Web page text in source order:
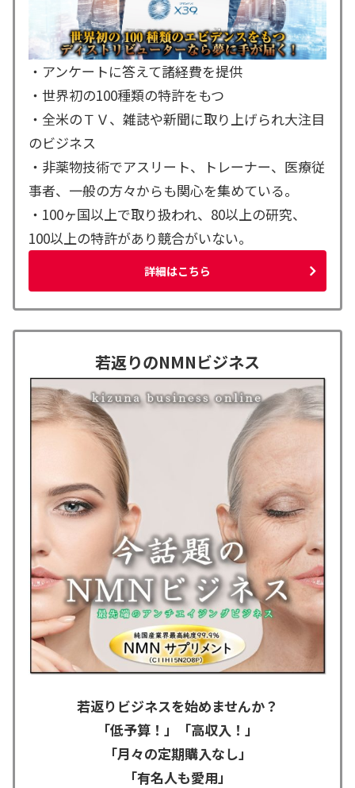
・アンケートに答えて諸経費を提供
・世界初の100種類の特許をもつ
・全米のＴＶ、雑誌や新聞に取り上げられ大注目
のビジネス
・非薬物技術でアスリート、トレーナー、医療従
事者、一般の方々からも関心を集めている。
・100ヶ国以上で取り扱われ、80以上の研究、
100以上の特許があり競合がいない。
詳細はこちら
若返りのNMNビジネス
若返りビジネスを始めませんか？
「低予算！」「高収入！」
「月々の定期購入なし」
「有名人も愛用」